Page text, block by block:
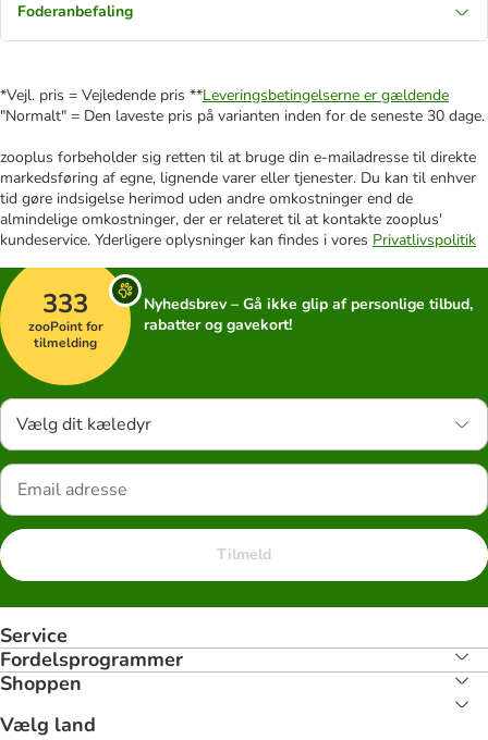
Foderanbefaling
*Vejl. pris = Vejledende pris **Leveringsbetingelserne er gældende
"Normalt" = Den laveste pris på varianten inden for de seneste 30 dage.
zooplus forbeholder sig retten til at bruge din e-mailadresse til direkte
markedsføring af egne, lignende varer eller tjenester. Du kan til enhver
tid gøre indsigelse herimod uden andre omkostninger end de
almindelige omkostninger, der er relateret til at kontakte zooplus'
kundeservice. Yderligere oplysninger kan findes i vores Privatlivspolitik
333
zooPoint for
tilmelding
Nyhedsbrev – Gå ikke glip af personlige tilbud,
rabatter og gavekort!
Vælg dit kæledyr
Tilmeld
Service
Fordelsprogrammer
Shoppen
Vælg land